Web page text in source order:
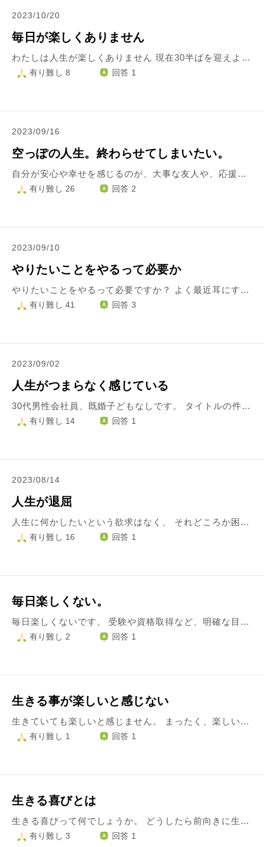
2023/10/20
毎日が楽しくありません
わたしは人生が楽しくありません 現在30半ばを迎えようとしています わたしは過去にいろいろありすぎて 病気になり、ほとんど働けないし 病気で前向きになれない、やりたい事はたくさん制限されているけれど やるべき事、やらなければならない事だけは山積みです おそらく人生を捨てて、一生このままでいいやと開き直ってしまえばそういった課題にも向き合わなくて済むのかもしれません 実際20代の頃はそうやって生きてきた気がします でも、30を過ぎて、本当の自分の気持ちに正直に向き合ってみたら やはりこのまま人生が終わってしまうのは嫌だという気持ちが出てきています わたしがやらなければいけない事というのが 実際にはやりたい事に備えて、出来るだけ節約し、貯蓄とお金を増やす事 つまり病気や借金の返済、貯蓄の構築になるのですが これって毎日コツコツはあるけれど 毎日すごくやる事があるっていうわけじゃないと思うんです 今のわたしは時間だけを持て余し ただ時間が過ぎるのをボーッと待つだけです 友達も、恋人も、仲間も出来ません こんな感じの虚しさ、退屈な時間がもうずっと続いています 少し希望が見え、その希望に向かっていこうという気持ちは出てきたのですが いかんせん人生が充実しなさすぎて 生きてる実感がわかなすぎてつまらないのです 生きながら死んでいるような状態です これってどうしたらいいんですかね？ 何かしたくても面倒という気持ちもあって、どうしたらいいのかわからないです
有り難し 8 回答 1
2023/09/16
空っぽの人生。終わらせてしまいたい。
自分が安心や幸せを感じるのが、大事な友人や、応援していている人が楽しそうだったり幸せそうにしているところをみることなんです。 . しかし、ふとした時、自分自身が主体となった幸せが無いことを思い出して、とんでもない虚無感に襲われます。 . 自分の中身がからっぽで、楽しみさえ楽しみさえ他人任せなんだと絶望してしまいます。 . 自分主体で楽しむって、なんなんでしょう。 以前好きだったはずのゲームをしても音楽を聴いても心が空っぽです。 . 病院にも精神科に通っています。 もう2年以上治療を続けています。 . 生きること自体があまりにも無意味すぎて今夜にでも消えてしまいたいです。 . 自分主体で生きる、楽しむ、安らぐ、って、得ようとして得られるものなのでしょうか。 他の人の「○○すればいいよ」という安直な方法論を試そうとしてみても「でもどうせまたうまくいかないだろうし時間と労力を浪費して後悔するんだろうな」としか考えられません。 . 空っぽです。 . 自分の想いと質問とが矛盾しているのは重々承知ですが、自分主体で楽しむ、とはどうすればいいのでしょうか。
有り難し 26 回答 2
2023/09/10
やりたいことをやるって必要か
やりたいことをやるって必要ですか？ よく最近耳にする言葉です。 周りの人、インフルエンサー よく言います。 しかし現実、日々やるべきことの連続で、やりたいことなんて見つかりません。 見つかったら幸せかもしれませんが、見つけるまで大変だし、 やりたいことを見つけて、それをやるって必要なのでしょうか？
有り難し 41 回答 3
2023/09/02
人生がつまらなく感じている
30代男性会社員、既婚子どもなしです。 タイトルの件について、なんとか解決の糸口を見つけたいと思い投稿させていただきました。 タイトル通りなのですが、ここ1〜2年で急激に人生がつまらなく感じています。 好きだった趣味もおっくうになり、人間関係についても昨年結婚を機にゆかりのない土地に異動し、気の許せる友人などもおりません。過去に楽しいと感じたものを試してみましたが、どれもつまらないというか虚無感を感じます。 仕事もうまくいっておらず、自身の思い描いていた理想とのギャップを感じています。 打破するために何か行動を起こさなければとも思うのですが、結局尻込み・面倒になり一人モヤモヤとすることがほとんどです。 この先もずっと同じような状況が続く気がしてならず、楽しみがない人生を続ける意味があるのかなと考えてしまいます。 死にたいとまではまだ思いませんが、この先楽しめることがなく面倒なことが増えていくのなら、死んでも構わないという気持ちが自分の中にあり葛藤しています。 この日常から抜け出したいと思っています。 どのようなことでも参考にさせていただきますので、アドバイスを頂けませんでしょうか。 思っていることを端的に書いたつもりですが、読みづらい文章となりすみません。 何卒よろしくお願いいたします。
有り難し 14 回答 1
2023/08/14
人生が退屈
人生に何かしたいという欲求はなく、 それどころか困難な時や苦しい時があります 楽しいと思わないです 楽しくないんで長い時間かけて生きようとも思えなくなりました 頑張って60代などまで生きるのはあまりに辛いと感じます お坊さん方は何を志？的なもので生きているのか、 死んじゃダメだなどの考えがあるのか 自殺を考えたことはなかったのかなど教えていただければ幸いです
有り難し 16 回答 1
毎日楽しくない。
毎日楽しくないです。 受験や資格取得など、明確な目標があるときは頑張れるし充実しています。また、旅行など非日常の時は楽しいです。 しかし負担は、毎日重い腰を挙げて仕事に行き、帰ってきてクタクタでいつのまにか寝ているみたいな生活でうんざりしてます。一人暮らしで、家事も手につきません。 趣味や興味を持てることもあまり多くありません。テレビもつけてるだけで興味が湧きません。友達も遠くにいます。 自分の気持ちは自分で上げていくしかないし、もっと他人に興味を持つべき。ハラスメントされている訳でもなく、今の自分の生活は悪くないし、気持ちの持ちようだと頭ではわかっています。 でも毎日つまらないのはかなりきついものがあります。 行動しなきゃ何も変わらないですが、最初の一歩が重いです。
有り難し 2 回答 1
生きる事が楽しいと感じない
生きていても楽しいと感じません。 まったく、楽しいことがないわけではないのですが、一時楽しいだけで、すぐストレスを感じたり、寂しく感じたりします。 ただ、家と職場の往復。 職場の待遇に満足している訳ではなく、不満もあり苦しいなぁ…と思いながら日々生活。 じゃぁ転職すれば？って話かもしれませんが そんな気力すらなく…。 本当に気力がないのです。 死にたいとかではなく、楽になりたいと思うのです。 神様がまだまだもがきなさいと言っているのかもしれませんが、正直しんどいです。 負のサイクルから抜け出したいけど どうしたらいいのか分かりません。
有り難し 1 回答 1
生きる喜びとは
生きる喜びって何でしょうか。 どうしたら前向きに生きることができるのかわかりません。 平和な日本で暮らせているだけで幸せで、感謝する、ありがたいと思わなきゃと考えると何故か涙が出て止まりません。 最低限でも衣食住に困ってはいないし、ブラック寄りですが仕事もあります。 それでも今まで生きていてよかったと思ったことはありません。 いつかいい事がくるという言葉をよく見かけますが、私の人生では今より辛いことはないと言い聞かせて耐えていたら、さらに辛いことに遭遇して落ち込む一方で、その度に体調を崩しての繰り返しです。もうこれからの人生に希望を持てません。 もっと生きたいと願う方に生命を差し上げることができればよいのにと思います。 私がいなくなっても困る人はいないでしょう。 早く死んでしまいたいと思うばかりです。 好きだったことができなくなって、他に熱中できるものいうか趣味といえるものを見つけられません。 自己肯定感も低いみたいです。人と比べているつもりはないですが、自分に自身が持てません。 できないことばかり数えているなということは自分でもわかっています。あるものに感謝して幸せを感じるべきだと。 幸せだ、幸せだと言い聞かせるように思うたびに余計に哀しい気分になってしまいます。
有り難し 3 回答 1